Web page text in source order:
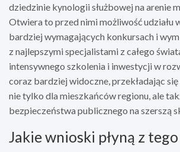
dziedzinie kynologii służbowej na arenie
Otwiera to przed nimi możliwość udziału
bardziej wymagających konkursach i
z najlepszymi specjalistami z całego
intensywnego szkolenia i inwestycji w
coraz bardziej widoczne, przekładając
nie tylko dla mieszkańców regionu, ale
bezpieczeństwa publicznego na szerszą
Jakie wnioski płyną z